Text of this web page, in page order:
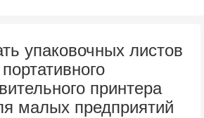
упаковочных листов
принтера
малых предприятий